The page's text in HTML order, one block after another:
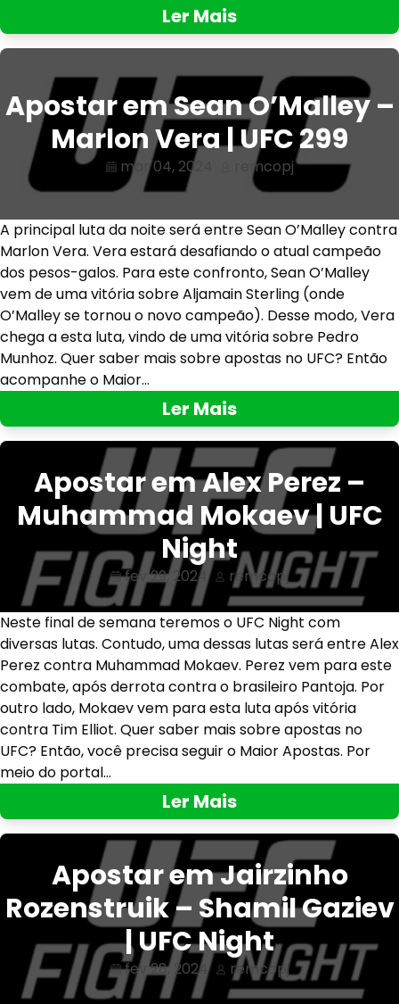
Ler Mais
Apostar em Sean O’Malley –
Marlon Vera | UFC 299
mar 04, 2024 remcopj
A principal luta da noite será entre Sean O’Malley contra
Marlon Vera. Vera estará desafiando o atual campeão
dos pesos-galos. Para este confronto, Sean O’Malley
vem de uma vitória sobre Aljamain Sterling (onde
O’Malley se tornou o novo campeão). Desse modo, Vera
chega a esta luta, vindo de uma vitória sobre Pedro
Munhoz. Quer saber mais sobre apostas no UFC? Então
acompanhe o Maior…
Ler Mais
Apostar em Alex Perez –
Muhammad Mokaev | UFC
Night
fev 29, 2024 remcopj
Neste final de semana teremos o UFC Night com
diversas lutas. Contudo, uma dessas lutas será entre Alex
Perez contra Muhammad Mokaev. Perez vem para este
combate, após derrota contra o brasileiro Pantoja. Por
outro lado, Mokaev vem para esta luta após vitória
contra Tim Elliot. Quer saber mais sobre apostas no
UFC? Então, você precisa seguir o Maior Apostas. Por
meio do portal…
Ler Mais
Apostar em Jairzinho
Rozenstruik – Shamil Gaziev
| UFC Night
fev 28, 2024 remcopj